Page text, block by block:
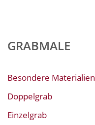
GRABMALE
Besondere Materialien
Doppelgrab
Einzelgrab